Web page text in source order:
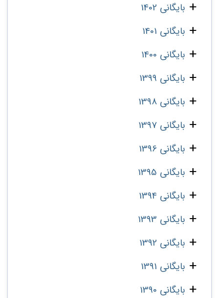
بایگانی 1402
بایگانی 1401
بایگانی 1400
بایگانی 1399
بایگانی 1398
بایگانی 1397
بایگانی 1396
بایگانی 1395
بایگانی 1394
بایگانی 1393
بایگانی 1392
بایگانی 1391
بایگانی 1390